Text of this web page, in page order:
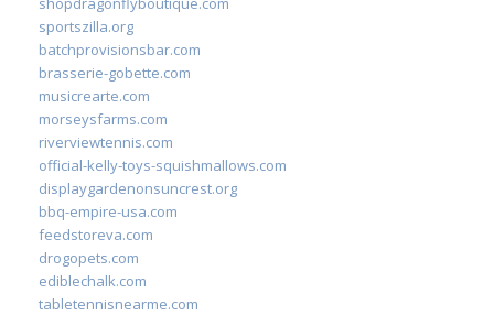
sportszilla.org
batchprovisionsbar.com
brasserie-gobette.com
musicrearte.com
morseysfarms.com
riverviewtennis.com
official-kelly-toys-squishmallows.com
displaygardenonsuncrest.org
bbq-empire-usa.com
feedstoreva.com
drogopets.com
ediblechalk.com
tabletennisnearme.com